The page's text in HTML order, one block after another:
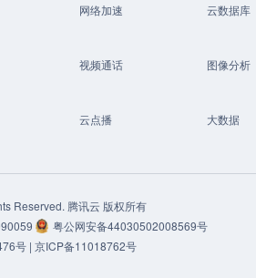
网络加速 云数据库
视频通话 图像分析
云点播 大数据
Reserved. 腾讯云 版权所有
粤公网安备44030502008569号
号 | 京ICP备11018762号